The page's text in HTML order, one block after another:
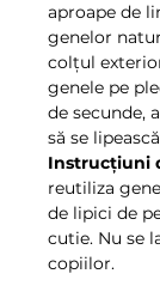
aproape de
genelor
colțul
genele pe
de secunde,
să se
Instrucțiuni
reutiliza
de lipici de
cutie. Nu se
copiilor.